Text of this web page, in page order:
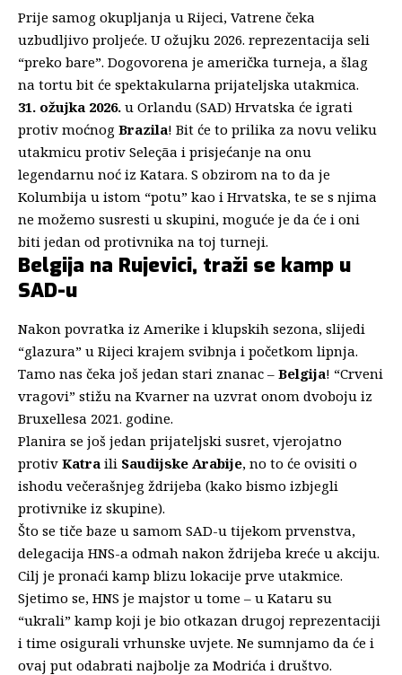
Prije samog okupljanja u Rijeci, Vatrene čeka
uzbudljivo proljeće. U ožujku 2026. reprezentacija seli
“preko bare”. Dogovorena je američka turneja, a šlag
na tortu bit će spektakularna prijateljska utakmica.
31. ožujka 2026. u Orlandu (SAD) Hrvatska će igrati
protiv moćnog Brazila! Bit će to prilika za novu veliku
utakmicu protiv Seleçãa i prisjećanje na onu
legendarnu noć iz Katara. S obzirom na to da je
Kolumbija u istom “potu” kao i Hrvatska, te se s njima
ne možemo susresti u skupini, moguće je da će i oni
biti jedan od protivnika na toj turneji.
Belgija na Rujevici, traži se kamp u
SAD-u
Nakon povratka iz Amerike i klupskih sezona, slijedi
“glazura” u Rijeci krajem svibnja i početkom lipnja.
Tamo nas čeka još jedan stari znanac – Belgija! “Crveni
vragovi” stižu na Kvarner na uzvrat onom dvoboju iz
Bruxellesa 2021. godine.
Planira se još jedan prijateljski susret, vjerojatno
protiv Katra ili Saudijske Arabije, no to će ovisiti o
ishodu večerašnjeg ždrijeba (kako bismo izbjegli
protivnike iz skupine).
Što se tiče baze u samom SAD-u tijekom prvenstva,
delegacija HNS-a odmah nakon ždrijeba kreće u akciju.
Cilj je pronaći kamp blizu lokacije prve utakmice.
Sjetimo se, HNS je majstor u tome – u Kataru su
“ukrali” kamp koji je bio otkazan drugoj reprezentaciji
i time osigurali vrhunske uvjete. Ne sumnjamo da će i
ovaj put odabrati najbolje za Modrića i društvo.